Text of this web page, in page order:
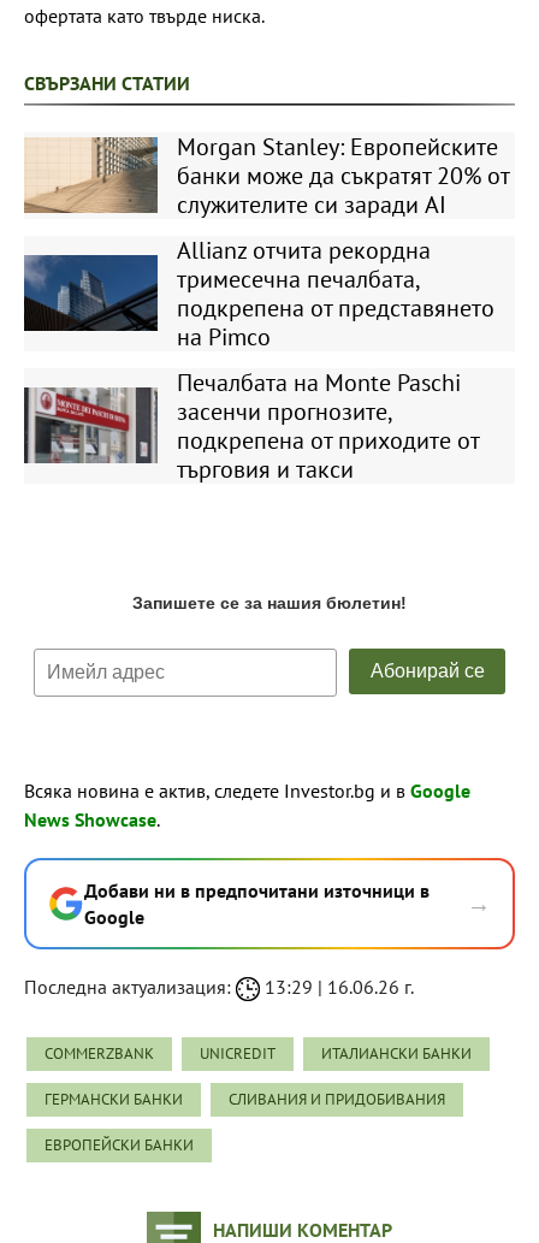
офертата като твърде ниска.
СВЪРЗАНИ СТАТИИ
Morgan Stanley: Европейските
банки може да съкратят 20% от
служителите си заради AI
Allianz отчита рекордна
тримесечна печалбата,
подкрепена от представянето
на Pimco
Печалбата на Monte Paschi
засенчи прогнозите,
подкрепена от приходите от
търговия и такси
Всяка новина е актив, следете Investor.bg и в Google
News Showcase.
Добави ни в предпочитани източници в
Google
→
Последна актуализация: 13:29 | 16.06.26 г.
COMMERZBANK UNICREDIT ИТАЛИАНСКИ БАНКИ
ГЕРМАНСКИ БАНКИ СЛИВАНИЯ И ПРИДОБИВАНИЯ
ЕВРОПЕЙСКИ БАНКИ
НАПИШИ КОМЕНТАР